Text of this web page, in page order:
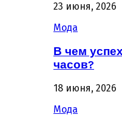
23 июня, 2026
Мода
В чем
часов?
18 июня, 2026
Мода